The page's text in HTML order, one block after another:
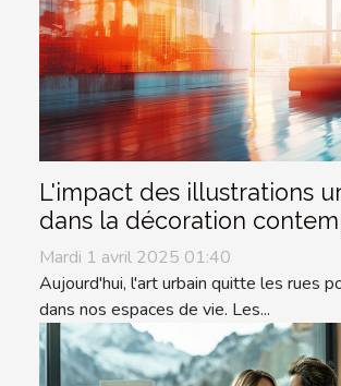
L'impact des illustrations
dans la décoration
Mardi 1 avril 2025 01:40
Aujourd'hui, l'art urbain quitte les rues
dans nos espaces de vie. Les...